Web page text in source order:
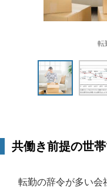
転
共働き前提の世
転勤の辞令が多い会